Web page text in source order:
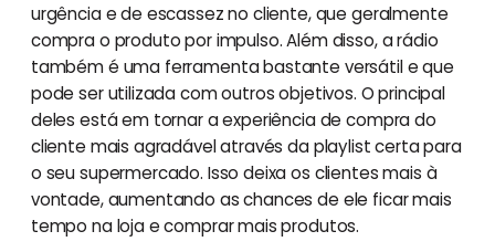
urgência e de escassez no cliente, que geralmente
compra o produto por impulso. Além disso, a rádio
também é uma ferramenta bastante versátil e que
pode ser utilizada com outros objetivos. O principal
deles está em tornar a experiência de compra do
cliente mais agradável através da playlist certa para
o seu supermercado. Isso deixa os clientes mais à
vontade, aumentando as chances de ele ficar mais
tempo na loja e comprar mais produtos.